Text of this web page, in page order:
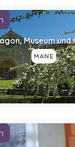
Museum und
MANE